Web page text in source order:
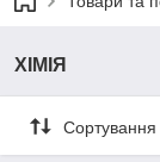
ХІМІЯ
Сортування